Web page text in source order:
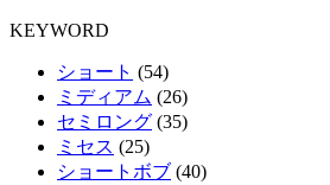
KEYWORD
ショート (54)
ミディアム (26)
セミロング (35)
ミセス (25)
ショートボブ (40)